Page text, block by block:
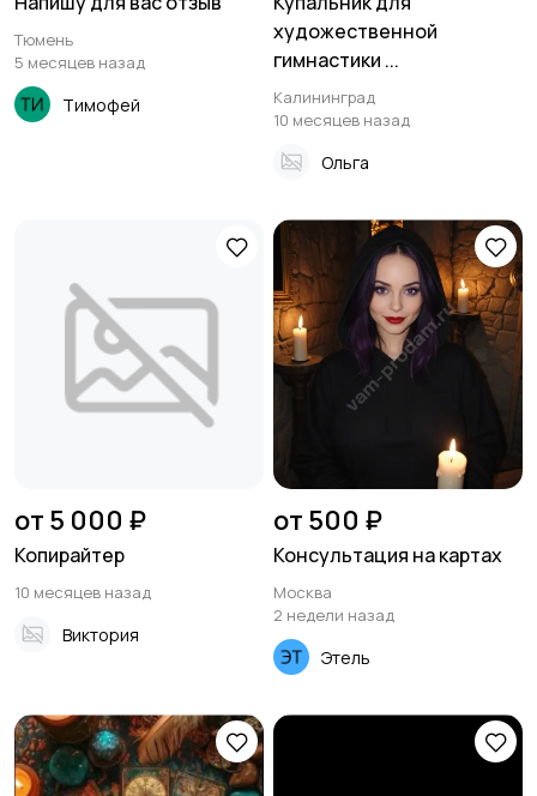
Тюмень
5 месяцев назад
Тимофей
художественной
гимнастики ...
Калининград
10 месяцев назад
Ольга
от 5 000 ₽
Копирайтер
10 месяцев назад
Виктория
от 500 ₽
Консультация на картах
Москва
2 недели назад
Этель